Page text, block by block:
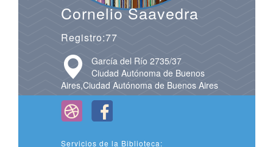
Cornelio Saavedra
Registro:77
García del Río 2735/37
Ciudad Autónoma de Buenos
Aires,Ciudad Autónoma de Buenos Aires
Servicios de la Biblioteca: